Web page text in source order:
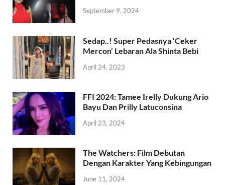
September 9, 2024
Sedap..! Super Pedasnya ‘Ceker
Mercon’ Lebaran Ala Shinta Bebi
April 24, 2023
FFI 2024: Tamee Irelly Dukung Ario
Bayu Dan Prilly Latuconsina
April 23, 2024
The Watchers: Film Debutan
Dengan Karakter Yang Kebingungan
June 11, 2024